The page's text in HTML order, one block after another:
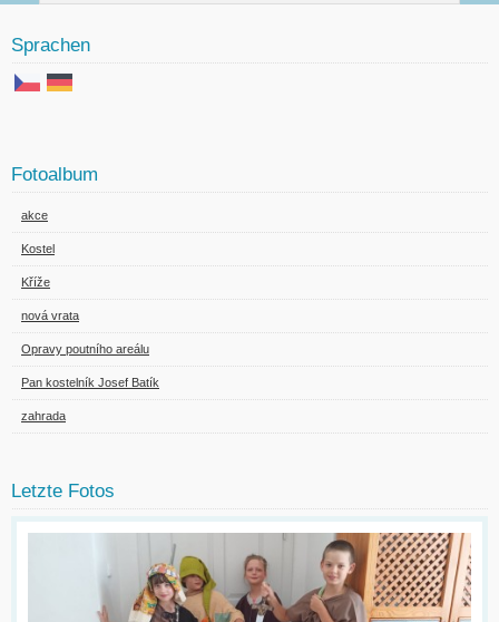
Sprachen
Fotoalbum
akce
Kostel
Kříže
nová vrata
Opravy poutního areálu
Pan kostelník Josef Batík
zahrada
Letzte Fotos